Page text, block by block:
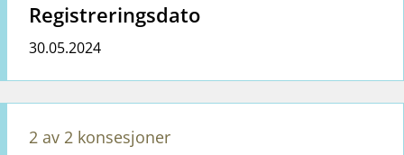
Registreringsdato
30.05.2024
2 av 2 konsesjoner